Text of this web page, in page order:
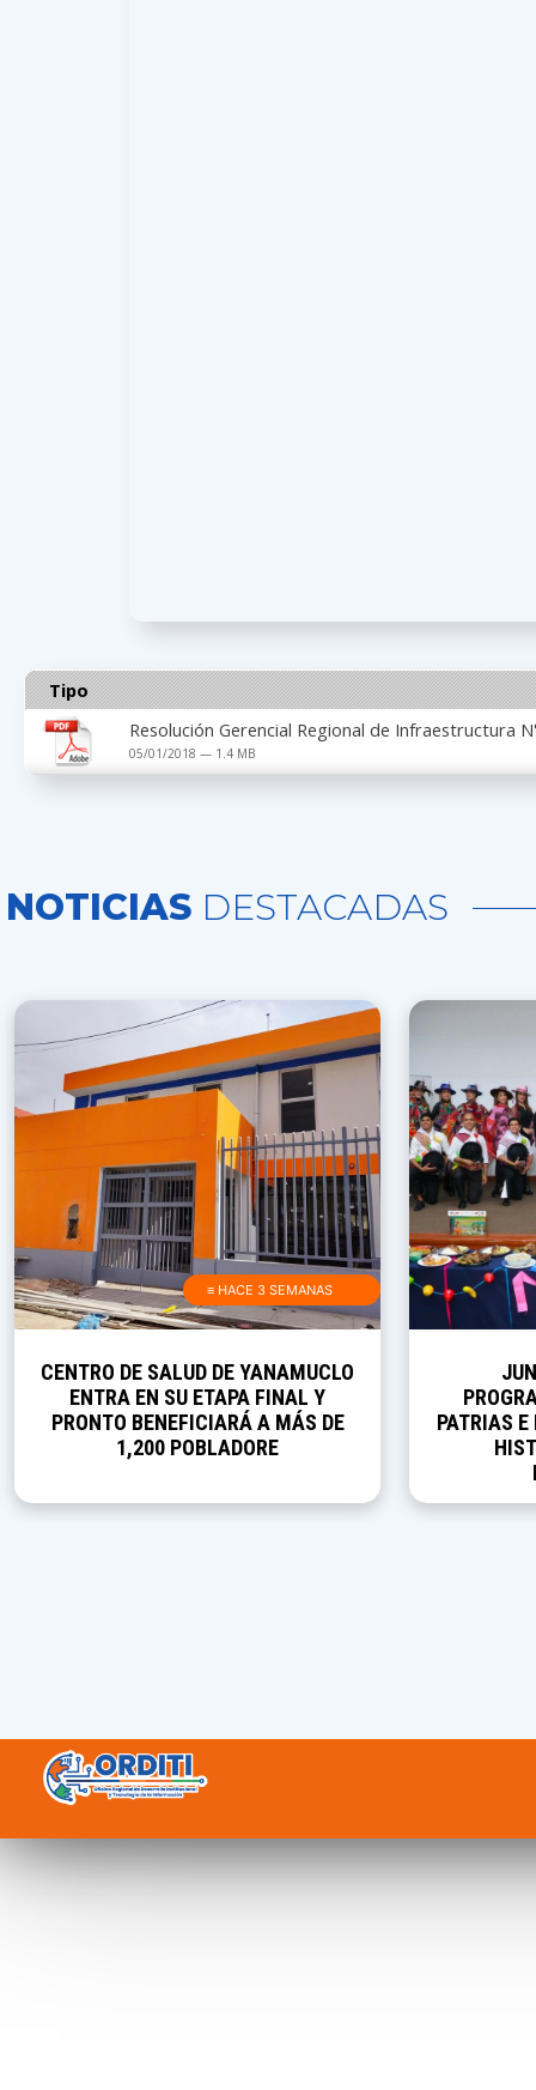
Tipo
Resolución Gerencial Regional de Infraestructura
05/01/2018 — 1.4 MB
NOTICIAS DESTACADAS
≡ HACE 3 SEMANAS
CENTRO DE SALUD DE YANAMUCLO
ENTRA EN SU ETAPA FINAL Y
PRONTO BENEFICIARÁ A MÁS DE
1,200 POBLADORE
PATRIAS